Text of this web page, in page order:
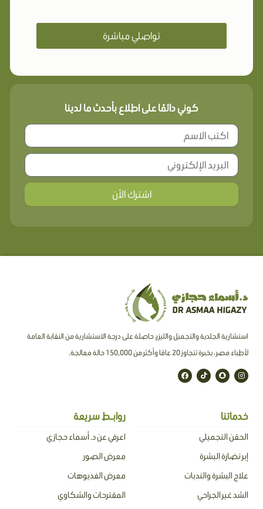
تواصلي مباشرة
كوني دائمًا على اطلاع بأحدث ما لدينا
اشترك الأن
استشارية الجلدية والتجميل والليزر، حاصلة على درجة الاستشارية من النقابة العامة
لأطباء مصر ، بخبرة تتجاوز 20 عامًا وأكثر من 150,000 حالة معالجة.
I
n
s
a
S
n
a
a
t
T
i
k
F
a
c
خدماتنا
الحقن التجميلي
إبر نضارة البشرة
علاج البشرة والندبات
الشد غير الجراحي
روابـط سريعة
اعرفي عن د. أسماء حجازي
معرض الصور
معرض الفديوهات
المقترحات والشكاوي